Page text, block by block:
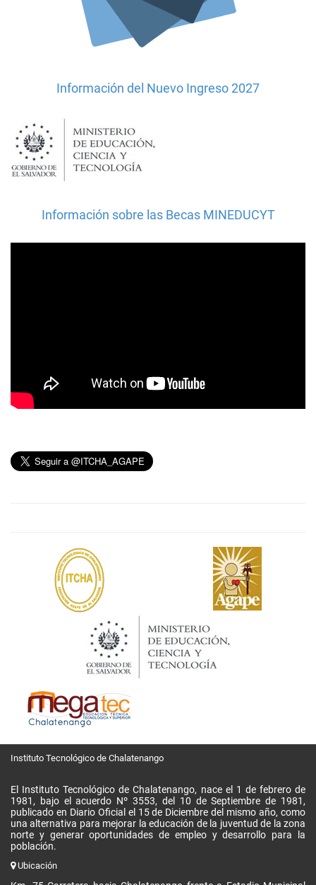
Información del Nuevo Ingreso 2027
Información sobre las Becas MINEDUCYT
Instituto Tecnológico de Chalatenango
El Instituto Tecnológico de Chalatenango, nace el 1 de febrero de
1981, bajo el acuerdo Nº 3553, del 10 de Septiembre de 1981,
publicado en Diario Oficial el 15 de Diciembre del mismo año, como
una alternativa para mejorar la educación de la juventud de la zona
norte y generar oportunidades de empleo y desarrollo para la
población.
Ubicación